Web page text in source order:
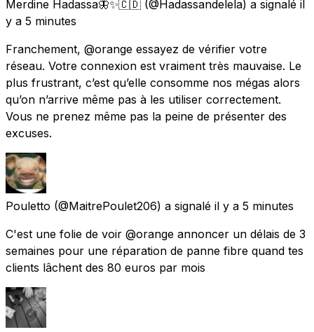
Merdine Hadassa🦋✨🇨🇩 (@Hadassandelela) a signalé il
y a 5 minutes
Franchement, @orange essayez de vérifier votre
réseau. Votre connexion est vraiment très mauvaise. Le
plus frustrant, c’est qu’elle consomme nos mégas alors
qu’on n’arrive même pas à les utiliser correctement.
Vous ne prenez même pas la peine de présenter des
excuses.
Pouletto (@MaitrePoulet206) a signalé il y a 5 minutes
C'est une folie de voir @orange annoncer un délais de 3
semaines pour une réparation de panne fibre quand tes
clients lâchent des 80 euros par mois